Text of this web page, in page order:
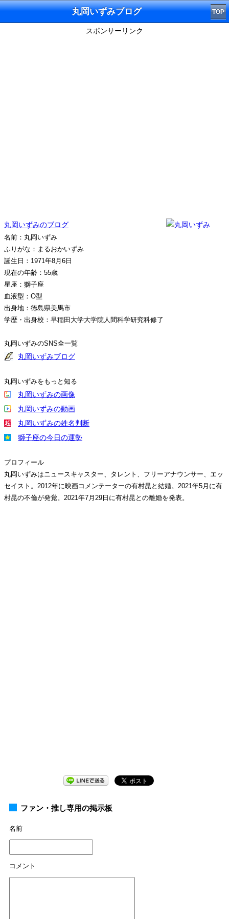
丸岡いずみブログ TOP
スポンサーリンク
丸岡いずみのブログ
名前：丸岡いずみ
ふりがな：まるおかいずみ
誕生日：1971年8月6日
現在の年齢：55歳
星座：獅子座
血液型：O型
出身地：徳島県美馬市
学歴・出身校：早稲田大学大学院人間科学研究科修了
丸岡いずみのSNS全一覧
丸岡いずみブログ
丸岡いずみをもっと知る
丸岡いずみの画像
丸岡いずみの動画
丸岡いずみの姓名判断
獅子座の今日の運勢
プロフィール
丸岡いずみはニュースキャスター、タレント、フリーアナウンサー、エッ
セイスト。2012年に映画コメンテーターの有村昆と結婚。2021年5月に有
村昆の不倫が発覚。2021年7月29日に有村昆との離婚を発表。
ファン・推し専用の掲示板
名前
コメント